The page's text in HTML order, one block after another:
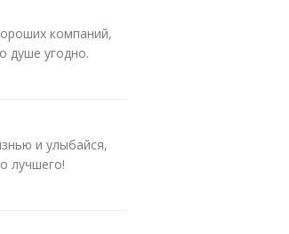
компаний,
душе угодно.
и улыбайся,
лучшего!